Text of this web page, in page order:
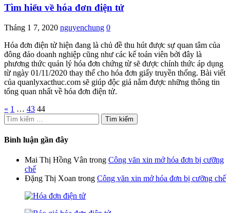
Tìm hiểu về hóa đơn điện tử
Tháng 1 7, 2020 nguyenchung 0
Hóa đơn điện tử hiện đang là chủ đề thu hút được sự quan tâm của
đông đảo doanh nghiệp cũng như các kế toán viên bởi đây là
phương thức quản lý hóa đơn chứng từ sẽ được chính thức áp dụng
từ ngày 01/11/2020 thay thế cho hóa đơn giấy truyền thống. Bài viết
của quanlyxacthuc.com sẽ giúp độc giả nắm được những thông tin
tổng quan nhất về hóa đơn điện tử.
Phân
trang
bài
« 1 … 43 44
Tìm
kiếm
cho:
Bình luận gần đây
Mai Thị Hồng Vân trong Công văn xin mở hóa đơn bị cưỡng
chế
Đặng Thị Xoan trong Công văn xin mở hóa đơn bị cưỡng chế